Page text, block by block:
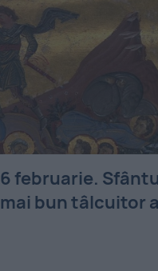
februarie.
bun tâlcuitor